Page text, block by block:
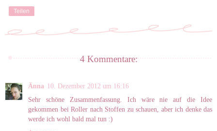
Teilen
4 Kommentare:
Änna 10. Dezember 2012 um 16:16
Sehr schöne Zusammenfassung. Ich wäre nie auf die Idee
gekommen bei Roller nach Stoffen zu schauen, aber ich denke das
werde ich wohl bald mal tun :)